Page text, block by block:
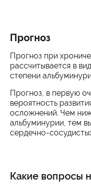
Прогноз
Прогноз при
рассчитывается в
степени
Прогноз, в первую
вероятность
осложнений. Чем
альбуминурии, тем
сердечно-
Какие вопросы